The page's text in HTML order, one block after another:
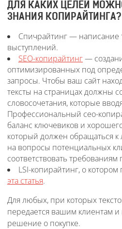
ДЛЯ КАКИХ ЦЕЛЕЙ
ЗНАНИЯ КОПИРАЙТИНГА?
Спичрайтинг — написание
выступлений.
SEO-копирайтинг—
оптимизированных под
запросы. Чтобы ваш сайт
тексты на страницах должны
словосочетания, которые
Профессиональный сео-
баланс ключевиков и
который должен обращаться к
на вопросы потенциальных
соответствовать
LSI-копирайтинг, о
эта статья.
Для любых, при которых
передается вашим клиентам
решение о покупке.